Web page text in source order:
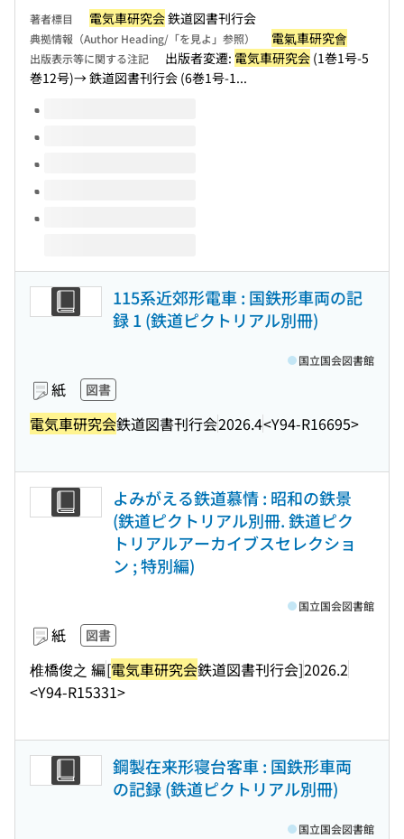
著者標目 電気車研究会鉄道図書刊行会
典拠情報（Author Heading/「を見よ」参照） 電氣車研究會
出版表示等に関する注記 出版者変遷: 電気車研究会 (1巻1号-5
巻12号)→ 鉄道図書刊行会 (6巻1号-1...
このタイトルの巻号
115系近郊形電車 : 国鉄形車両の記
録 1 (鉄道ピクトリアル別冊)
紙 図書
電気車研究会鉄道図書刊行会2026.4<Y94-R16695>
国立国会図書館
よみがえる鉄道慕情 : 昭和の鉄景
(鉄道ピクトリアル別冊. 鉄道ピク
トリアルアーカイブスセレクショ
ン ; 特別編)
紙 図書
椎橋俊之 編[電気車研究会鉄道図書刊行会]2026.2
<Y94-R15331>
国立国会図書館
鋼製在来形寝台客車 : 国鉄形車両
の記録 (鉄道ピクトリアル別冊)
国立国会図書館